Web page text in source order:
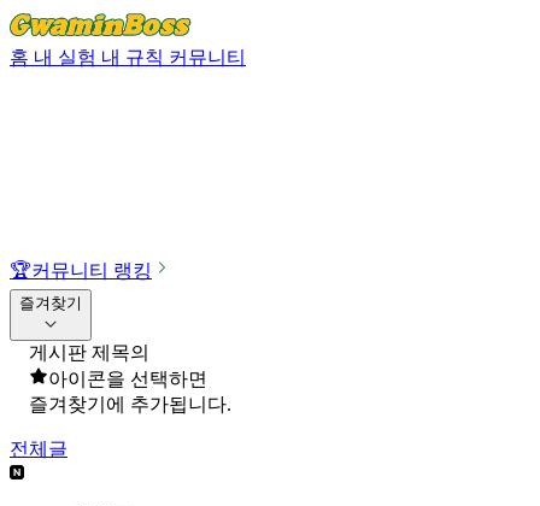
홈 내 실험 내 규칙 커뮤니티
🏆커뮤니티 랭킹
즐겨찾기
게시판 제목의
아이콘을 선택하면
즐겨찾기에 추가됩니다.
전체글